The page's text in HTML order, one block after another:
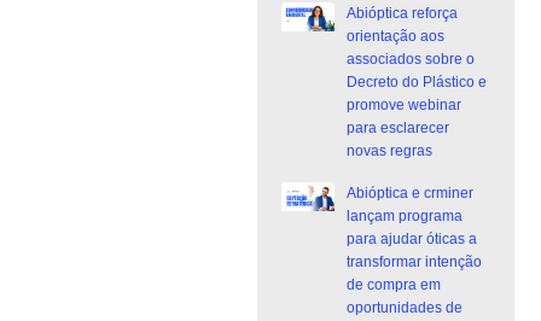
Abióptica reforça
orientação aos
associados sobre o
Decreto do Plástico e
promove webinar
para esclarecer
novas regras
Abióptica e crminer
lançam programa
para ajudar óticas a
transformar intenção
de compra em
oportunidades de